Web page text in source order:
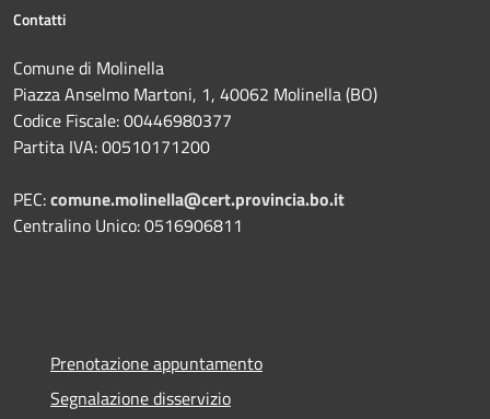
Contatti
Comune di Molinella
Piazza Anselmo Martoni, 1, 40062 Molinella (BO)
Codice Fiscale: 00446980377
Partita IVA: 00510171200
PEC:comune.molinella@cert.provincia.bo.it
Centralino Unico: 0516906811
Prenotazione appuntamento
Segnalazione disservizio